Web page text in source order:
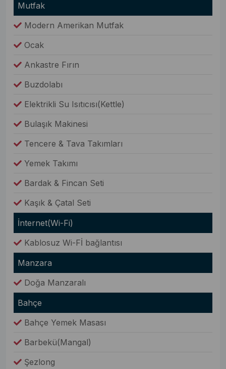
Mutfak
Modern Amerikan Mutfak
Ocak
Ankastre Fırın
Buzdolabı
Elektrikli Su Isıtıcısı(Kettle)
Bulaşık Makinesi
Tencere & Tava Takımları
Yemek Takımı
Bardak & Fincan Seti
Kaşık & Çatal Seti
İnternet(Wi-Fi)
Kablosuz Wi-Fİ bağlantısı
Manzara
Doğa Manzaralı
Bahçe
Bahçe Yemek Masası
Barbekü(Mangal)
Şezlong